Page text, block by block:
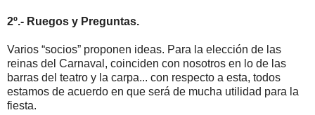
2º.- Ruegos y Preguntas.
​Varios “socios” proponen ideas. Para la elección de las
reinas del Carnaval, coinciden con nosotros en lo de las
barras del teatro y la carpa... con respecto a esta, todos
estamos de acuerdo en que será de mucha utilidad para la
fiesta.